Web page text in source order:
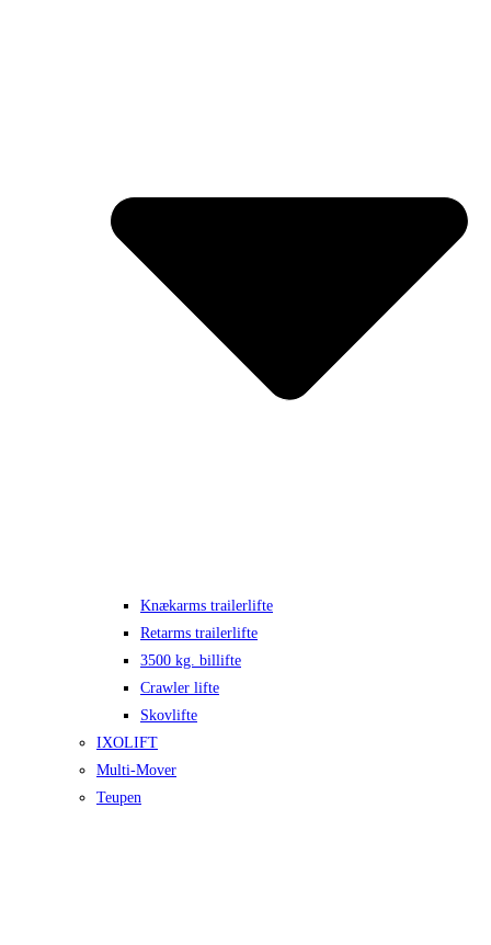
Knækarms trailerlifte
Retarms trailerlifte
3500 kg. billifte
Crawler lifte
Skovlifte
IXOLIFT
Multi-Mover
Teupen